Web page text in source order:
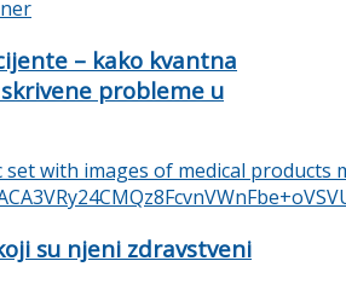
– kako kvantna
probleme u
su njeni zdravstveni